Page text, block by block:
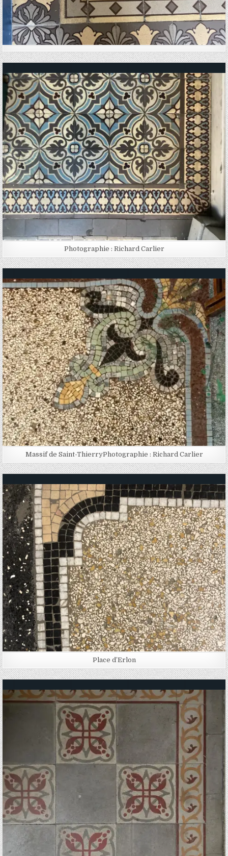
Posted in
Photographie : Richard Carlier
Posted in
Massif de Saint-ThierryPhotographie : Richard Carlier
Posted in
Place d’Erlon
Posted in